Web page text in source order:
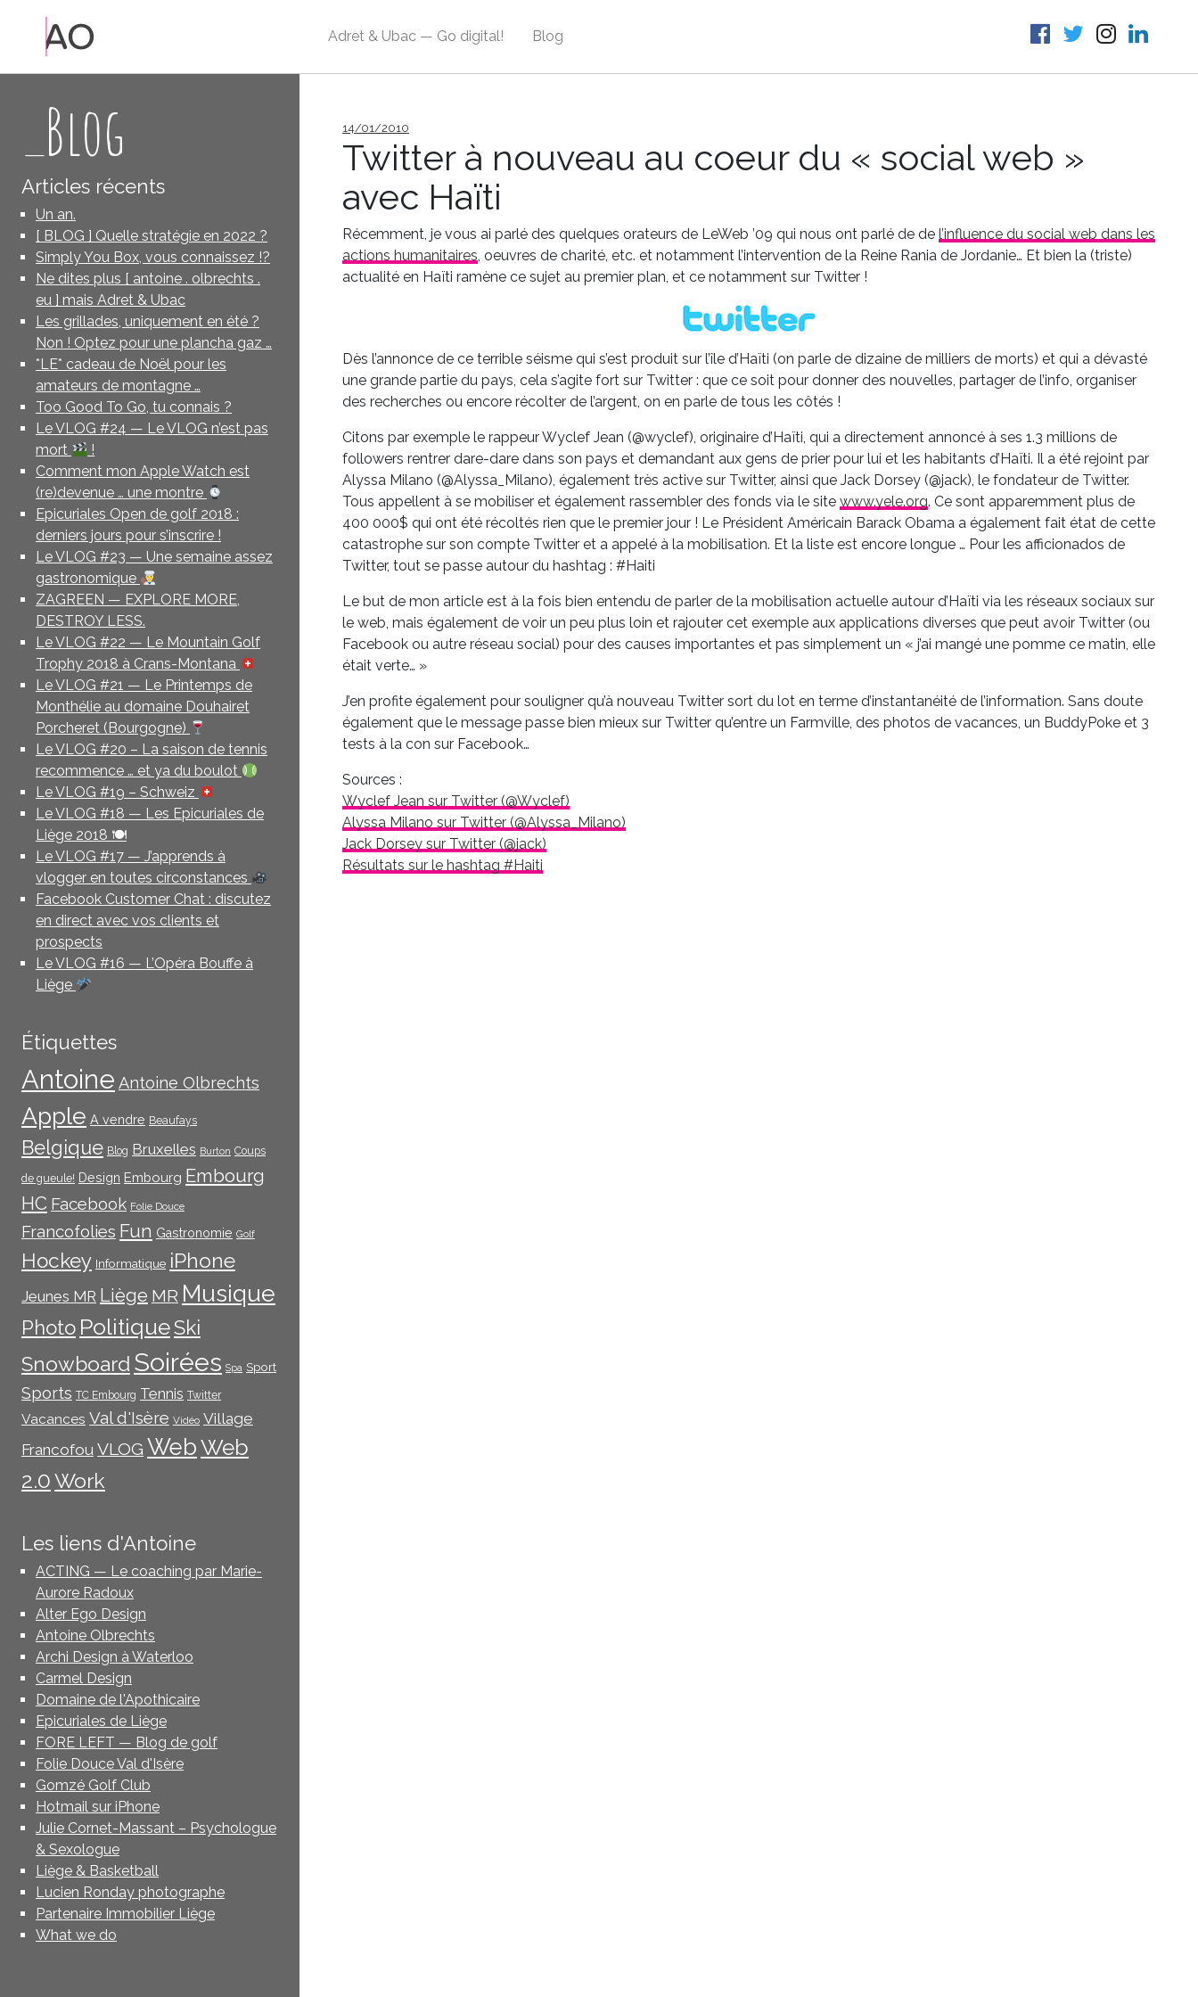
Adret & Ubac — Go digital! Blog
_Blog
Articles récents
Un an.
[ BLOG ] Quelle stratégie en 2022 ?
Simply You Box, vous connaissez !?
Ne dites plus [ antoine . olbrechts .
eu ] mais Adret & Ubac
Les grillades, uniquement en été ?
Non ! Optez pour une plancha gaz …
*LE* cadeau de Noël pour les
amateurs de montagne …
Too Good To Go, tu connais ?
Le VLOG #24 — Le VLOG n’est pas
mort
!
Comment mon Apple Watch est
(re)devenue … une montre
Epicuriales Open de golf 2018 :
derniers jours pour s’inscrire !
Le VLOG #23 — Une semaine assez
gastronomique
ZAGREEN — EXPLORE MORE,
DESTROY LESS.
Le VLOG #22 — Le Mountain Golf
Trophy 2018 à Crans-Montana
Le VLOG #21 — Le Printemps de
Monthélie au domaine Douhairet
Porcheret (Bourgogne)
Le VLOG #20 – La saison de tennis
recommence … et ya du boulot
Le VLOG #19 – Schweiz
Le VLOG #18 — Les Epicuriales de
Liège 2018 🍽
Le VLOG #17 — J’apprends à
vlogger en toutes circonstances
Facebook Customer Chat : discutez
en direct avec vos clients et
prospects
Le VLOG #16 — L’Opéra Bouffe à
Liège
Étiquettes
Antoine Antoine Olbrechts
Apple A vendre Beaufays
Belgique Blog Bruxelles Burton Coups
de gueule! Design Embourg Embourg
HC Facebook Folie Douce
Francofolies Fun Gastronomie Golf
Hockey Informatique iPhone
Jeunes MR Liège MR Musique
Photo PolitiqueSki
Snowboard Soirées Spa Sport
Sports TC Embourg Tennis Twitter
Vacances Val d'Isère Vidéo Village
Francofou VLOG WebWeb
2.0Work
Les liens d'Antoine
ACTING — Le coaching par Marie-
Aurore Radoux
Alter Ego Design
Antoine Olbrechts
Archi Design à Waterloo
Carmel Design
Domaine de l'Apothicaire
Epicuriales de Liège
FORE LEFT — Blog de golf
Folie Douce Val d'Isère
Gomzé Golf Club
Hotmail sur iPhone
Julie Cornet-Massant – Psychologue
& Sexologue
Liège & Basketball
Lucien Ronday photographe
Partenaire Immobilier Liège
What we do
Publié
14/01/2010
Twitter à nouveau au coeur du « social web »
avec Haïti
Récemment, je vous ai parlé des quelques orateurs de LeWeb ’09 qui nous ont parlé de de l’influence du social web dans les
actions humanitaires, oeuvres de charité, etc. et notamment l’intervention de la Reine Rania de Jordanie… Et bien la (triste)
actualité en Haïti ramène ce sujet au premier plan, et ce notamment sur Twitter !
Dès l’annonce de ce terrible séisme qui s’est produit sur l’île d’Haïti (on parle de dizaine de milliers de morts) et qui a dévasté
une grande partie du pays, cela s’agite fort sur Twitter : que ce soit pour donner des nouvelles, partager de l’info, organiser
des recherches ou encore récolter de l’argent, on en parle de tous les côtés !
Citons par exemple le rappeur Wyclef Jean (@wyclef), originaire d’Haïti, qui a directement annoncé à ses 1.3 millions de
followers rentrer dare-dare dans son pays et demandant aux gens de prier pour lui et les habitants d’Haïti. Il a été rejoint par
Alyssa Milano (@Alyssa_Milano), également très active sur Twitter, ainsi que Jack Dorsey (@jack), le fondateur de Twitter.
Tous appellent à se mobiliser et également rassembler des fonds via le site www.yele.org. Ce sont apparemment plus de
400 000$ qui ont été récoltés rien que le premier jour ! Le Président Américain Barack Obama a également fait état de cette
catastrophe sur son compte Twitter et a appelé à la mobilisation. Et la liste est encore longue … Pour les afficionados de
Twitter, tout se passe autour du hashtag : #Haiti
Le but de mon article est à la fois bien entendu de parler de la mobilisation actuelle autour d’Haïti via les réseaux sociaux sur
le web, mais également de voir un peu plus loin et rajouter cet exemple aux applications diverses que peut avoir Twitter (ou
Facebook ou autre réseau social) pour des causes importantes et pas simplement un « j’ai mangé une pomme ce matin, elle
était verte… »
J’en profite également pour souligner qu’à nouveau Twitter sort du lot en terme d’instantanéité de l’information. Sans doute
également que le message passe bien mieux sur Twitter qu’entre un Farmville, des photos de vacances, un BuddyPoke et 3
tests à la con sur Facebook…
Sources :
Wyclef Jean sur Twitter (@Wyclef)
Alyssa Milano sur Twitter (@Alyssa_Milano)
Jack Dorsey sur Twitter (@jack)
Résultats sur le hashtag #Haiti